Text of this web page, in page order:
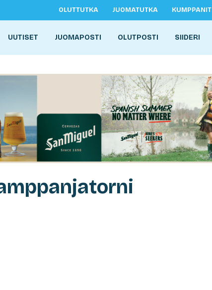
OLUTTUTKA JUOMATUTKA KUMPPANIT
UUTISET JUOMAPOSTI OLUTPOSTI SIIDERI